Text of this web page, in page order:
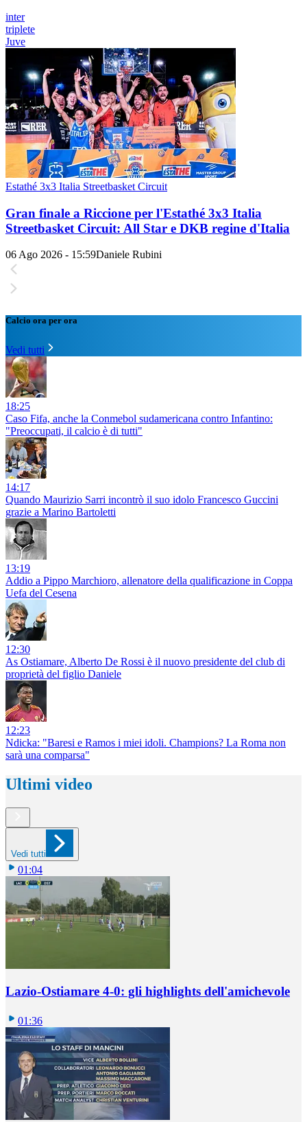
inter
triplete
Juve
Estathé 3x3 Italia Streetbasket Circuit
Gran finale a Riccione per l'Estathé 3x3 Italia
Streetbasket Circuit: All Star e DKB regine d'Italia
06 Ago 2026 - 15:59Daniele Rubini
Calcio ora per ora
Vedi tutti
18:25
Caso Fifa, anche la Conmebol sudamericana contro Infantino:
"Preoccupati, il calcio è di tutti"
14:17
Quando Maurizio Sarri incontrò il suo idolo Francesco Guccini
grazie a Marino Bartoletti
13:19
Addio a Pippo Marchioro, allenatore della qualificazione in Coppa
Uefa del Cesena
12:30
As Ostiamare, Alberto De Rossi è il nuovo presidente del club di
proprietà del figlio Daniele
12:23
Ndicka: "Baresi e Ramos i miei idoli. Champions? La Roma non
sarà una comparsa"
Ultimi video
Vedi tutti
01:04
Lazio-Ostiamare 4-0: gli highlights dell'amichevole
01:36